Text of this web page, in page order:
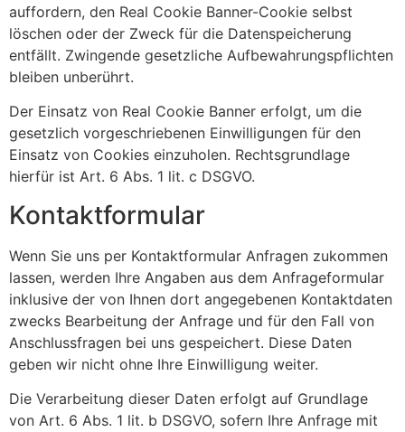
auffordern, den Real Cookie Banner-Cookie selbst
löschen oder der Zweck für die Datenspeicherung
entfällt. Zwingende gesetzliche Aufbewahrungspflichten
bleiben unberührt.
Der Einsatz von Real Cookie Banner erfolgt, um die
gesetzlich vorgeschriebenen Einwilligungen für den
Einsatz von Cookies einzuholen. Rechtsgrundlage
hierfür ist Art. 6 Abs. 1 lit. c DSGVO.
Kontaktformular
Wenn Sie uns per Kontaktformular Anfragen zukommen
lassen, werden Ihre Angaben aus dem Anfrageformular
inklusive der von Ihnen dort angegebenen Kontaktdaten
zwecks Bearbeitung der Anfrage und für den Fall von
Anschlussfragen bei uns gespeichert. Diese Daten
geben wir nicht ohne Ihre Einwilligung weiter.
Die Verarbeitung dieser Daten erfolgt auf Grundlage
von Art. 6 Abs. 1 lit. b DSGVO, sofern Ihre Anfrage mit